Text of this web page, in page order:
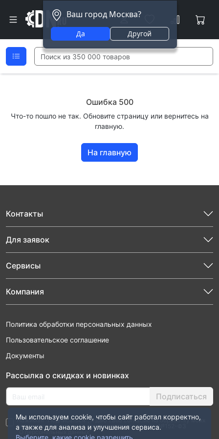
Ваш город Москва?
Да Другой
Ошибка 500
Что-то пошло не так. Обновите страницу или вернитесь на
главную.
На главную
Контакты
Для заявок
Сервисы
Компания
Политика обработки персональных данных
Пользовательское соглашение
Документы
Рассылка о скидках и новинках
Подписаться
Нажимая “Подписаться”, я даю свое согласие на обработку моих
персональных данных в соответствии с законом №152-ФЗ
“О персональных данных”
Мы используем cookie, чтобы сайт работал корректно,
а также для анализа и улучшения сервиса.
Выберите, какие cookie разрешить